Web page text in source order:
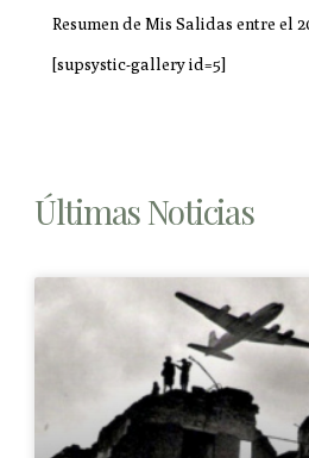
Resumen de Mis Salidas entre el
[supsystic-gallery id=5]
Últimas Noticias